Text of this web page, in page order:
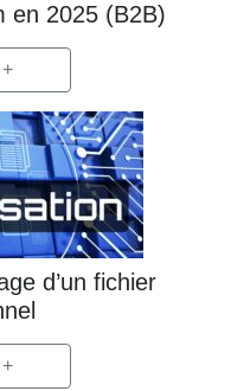
en 2025 (B2B)
d’un fichier